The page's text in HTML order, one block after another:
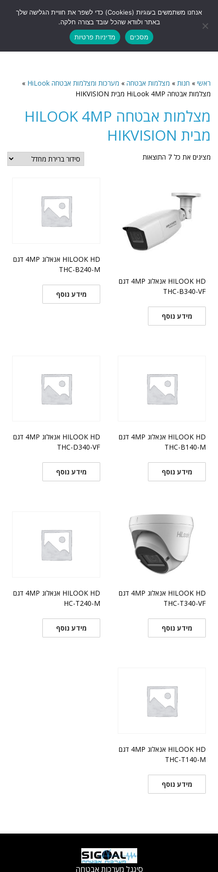
תפריט
ראשי » חנות » מצלמות אבטחה » מערכות ומצלמות אבטחה HiLook
»
מצלמות אבטחה HiLook 4MP מבית HIKVISION
מצלמות אבטחה HILOOK 4MP
מבית HIKVISION
מציגים את כל ⁦7⁩ התוצאות
HILOOK HD אנאלוג 4MP דגם
THC-B340-VF
מידע נוסף
HILOOK HD אנאלוג 4MP דגם
THC-B240-M
מידע נוסף
HILOOK HD אנאלוג 4MP דגם
THC-B140-M
מידע נוסף
HILOOK HD אנאלוג 4MP דגם
THC-D340-VF
מידע נוסף
HILOOK HD אנאלוג 4MP דגם
THC-T340-VF
מידע נוסף
HILOOK HD אנאלוג 4MP דגם
HC-T240-M
מידע נוסף
HILOOK HD אנאלוג 4MP דגם
THC-T140-M
מידע נוסף
סיגנל מערכות אבטחה
אנחנו משתמשים בעוגיות (Cookies) כדי לשפר את חוויית הגלישה שלך
באתר ולוודא שהכל עובד בצורה חלקה.
מסכים
מדיניות פרטיות